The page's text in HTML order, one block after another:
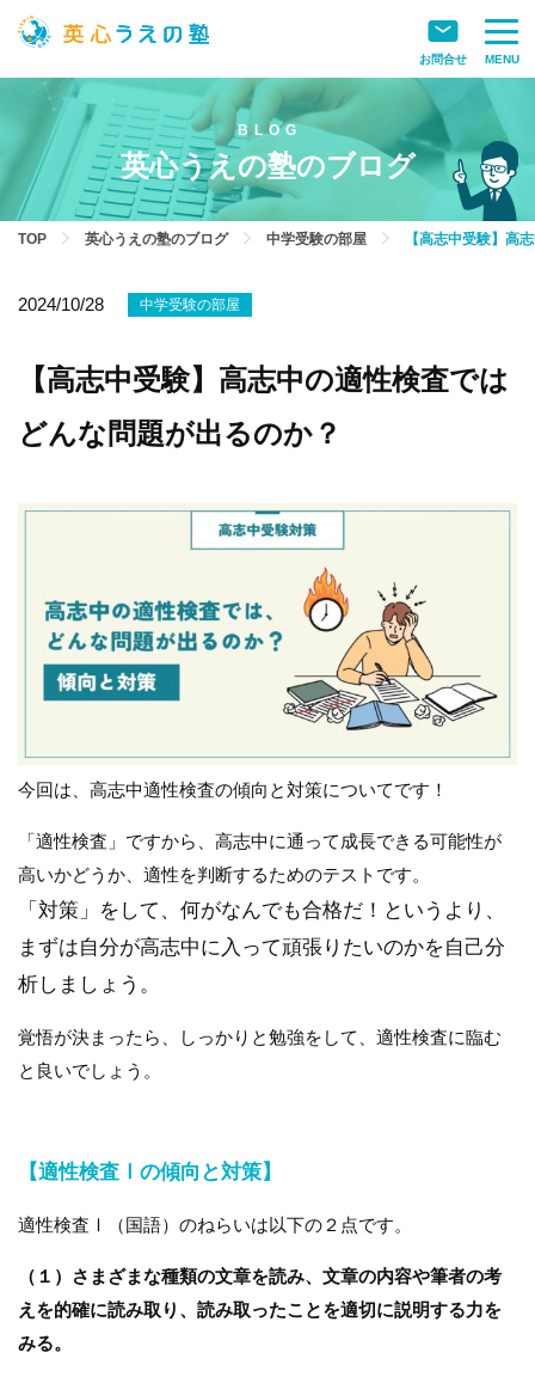
MENU
お問合せ
英心うえの塾のブログ
TOP 英心うえの塾のブログ 中学受験の部屋 【高志中受験】高
2024/10/28 中学受験の部屋
【高志中受験】高志中の適性検査では
どんな問題が出るのか？
今回は、高志中適性検査の傾向と対策についてです！
「適性検査」ですから、高志中に通って成長できる可能性が
高いかどうか、適性を判断するためのテストです。
「対策」をして、何がなんでも合格だ！というより、
まずは自分が高志中に入って頑張りたいのかを自己分
析しましょう。
覚悟が決まったら、しっかりと勉強をして、適性検査に臨む
と良いでしょう。
【適性検査Ⅰの傾向と対策】
適性検査Ⅰ（国語）のねらいは以下の２点です。
（１）さまざまな種類の文章を読み、文章の内容や筆者の考
えを的確に読み取り、読み取ったことを適切に説明する力を
みる。